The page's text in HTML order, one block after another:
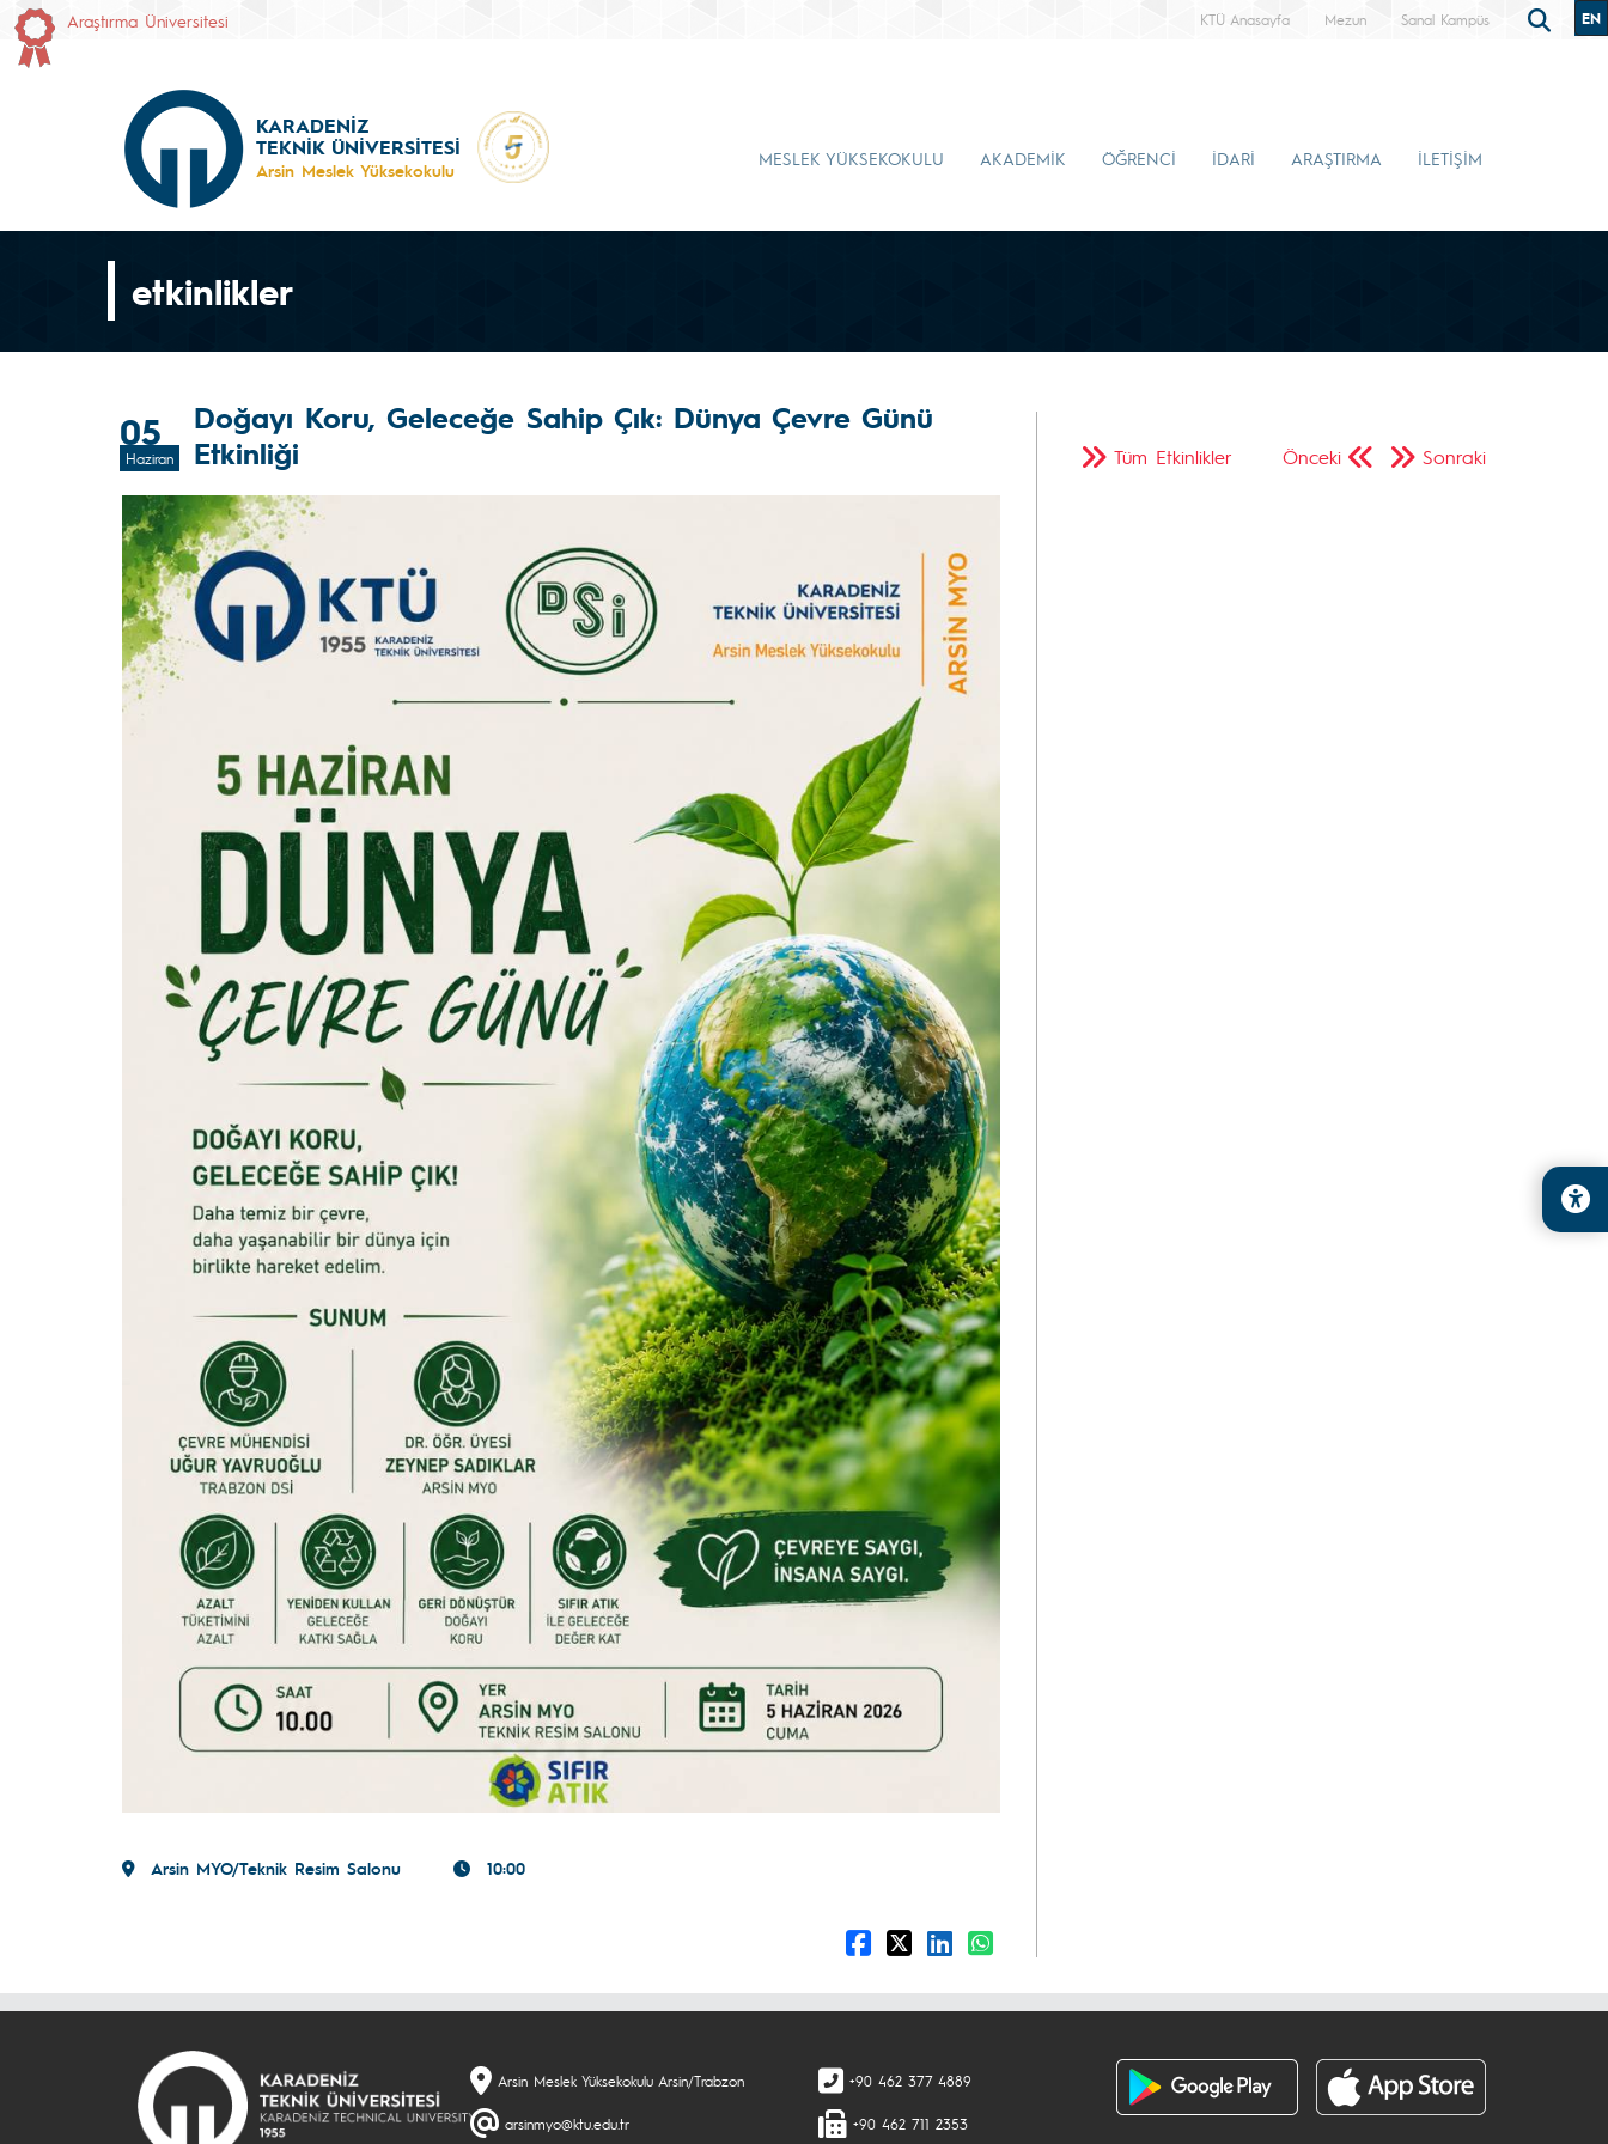
Araştırma Üniversitesi KTÜ Anasayfa Mezun Sanal Kampüs EN
KARADENİZ
TEKNİK ÜNİVERSİTESİ
Arsin Meslek Yüksekokulu
MESLEK YÜKSEKOKULU AKADEMİK ÖĞRENCİ İDARİ ARAŞTIRMA İLETİŞİM
etkinlikler
05
Haziran
Doğayı Koru, Geleceğe Sahip Çık: Dünya Çevre Günü
Etkinliği
Arsin MYO/Teknik Resim Salonu 10:00
Önceki Sonraki
Tüm Etkinlikler
Arsin Meslek Yüksekokulu Arsin/Trabzon
arsinmyo@ktu.edu.tr
+90 462 377 4889
+90 462 711 2353